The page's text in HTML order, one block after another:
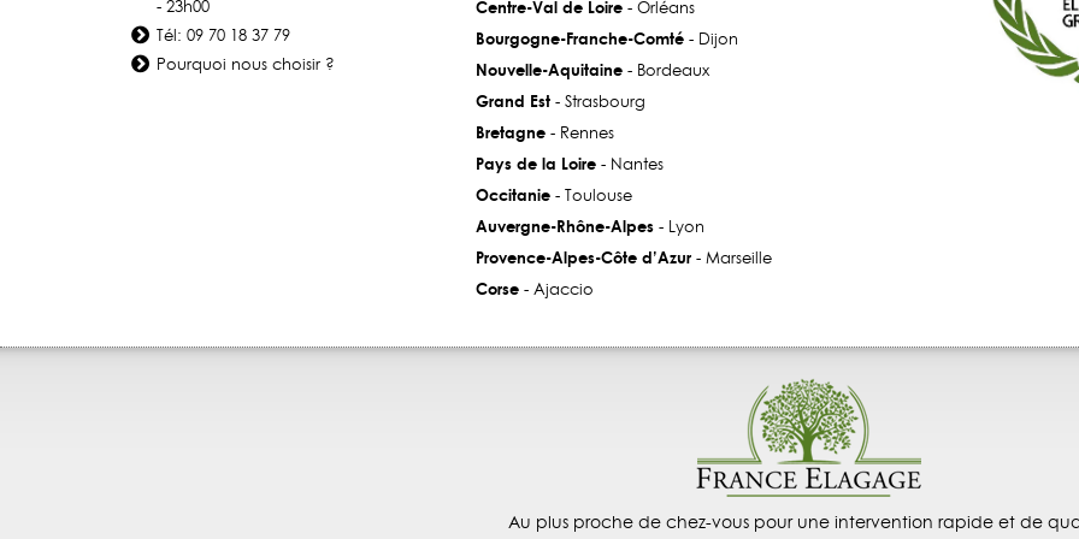
- 23h00
Tél: 09 70 18 37 79
Pourquoi nous choisir ?
Centre-Val de Loire- Orléans
Bourgogne-Franche-Comté- Dijon
Nouvelle-Aquitaine- Bordeaux
Grand Est- Strasbourg
Bretagne- Rennes
Pays de la Loire- Nantes
Occitanie- Toulouse
Auvergne-Rhône-Alpes- Lyon
Provence-Alpes-Côte d’Azur- Marseille
Corse- Ajaccio
Au plus proche de chez-vous pour une intervention rapide et de